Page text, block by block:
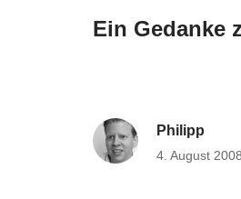
Ein Gedanke
Philipp
4. August